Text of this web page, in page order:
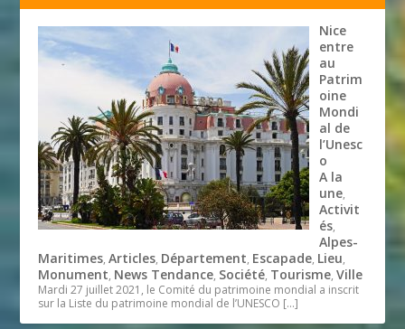
Nice
entre
au
Patrim
oine
Mondi
al de
l’Unesc
o
A la
une,
Activit
és,
Alpes-
Maritimes,Articles, Département, Escapade, Lieu,
Monument, News Tendance, Société, Tourisme,Ville
Mardi 27 juillet 2021, le Comité du patrimoine mondial a inscrit
sur la Liste du patrimoine mondial de l’UNESCO […]